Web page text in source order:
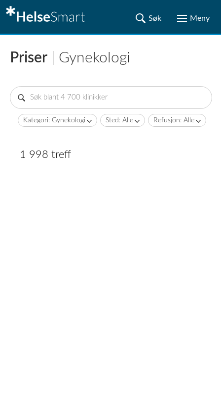
Priser | Gynekologi
Kategori: Gynekologi Sted: Alle Refusjon: Alle
1 998 treff